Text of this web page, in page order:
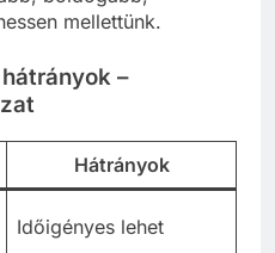
mellettünk.
–
Hátrányok
Időigényes lehet